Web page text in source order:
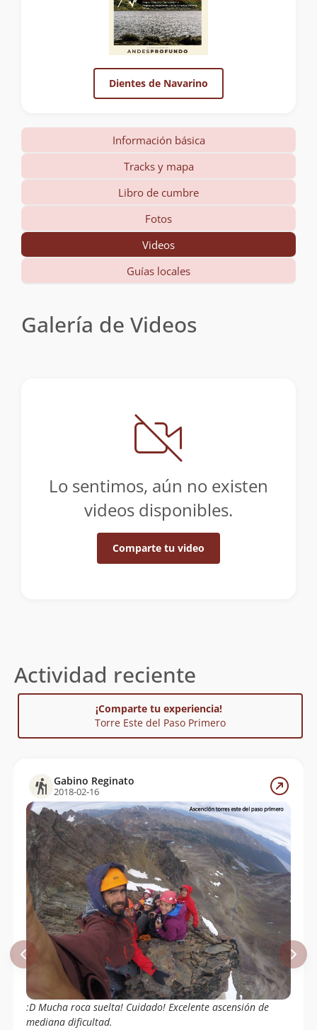
Dientes de Navarino
Información básica
Tracks y mapa
Libro de cumbre
Fotos
Videos
Guías locales
Galería de Videos
Lo sentimos, aún no existen
videos disponibles.
Comparte tu video
Actividad reciente
¡Comparte tu experiencia!
Torre Este del Paso Primero
Gabino Reginato
2018-02-16
:D Mucha roca suelta! Cuidado! Excelente ascensión de
mediana dificultad.